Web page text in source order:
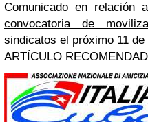
Comunicado en relación
convocatoria de
sindicatos el próximo 11 de
ARTÍCULO